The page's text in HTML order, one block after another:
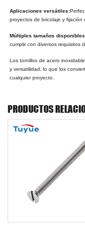
Aplicaciones versátiles:
proyectos de bricolaje y fijación
Múltiples tamaños
cumplir con diversos requisitos
Los tornillos de acero
y versatilidad, lo que los
cualquier proyecto.
PRODUCTOS